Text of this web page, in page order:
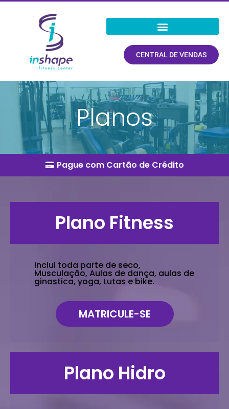
CENTRAL DE VENDAS
Planos
Pague com Cartão de Crédito
Plano Fitness
Inclui toda parte de seco,
Musculação, Aulas de dança, aulas de
ginastica, yoga, Lutas e bike.
MATRICULE-SE
Plano Hidro